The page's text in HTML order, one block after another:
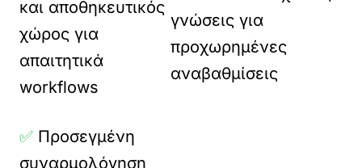
και αποθηκευτικός
χώρος για
απαιτητικά
workflows
γνώσεις για
προχωρημένες
αναβαθμίσεις
✅ Προσεγμένη
συναρμολόγηση